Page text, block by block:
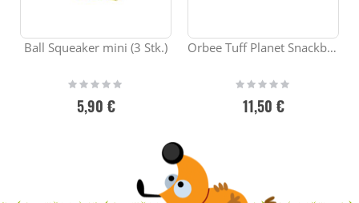
Ball Squeaker mini (3 Stk.)
Rating:
5,90 €
Orbee Tuff Planet Snackball
Rating:
11,50 €